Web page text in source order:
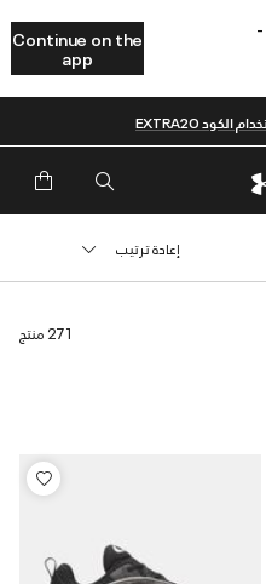
Continue on the
app
271 منتج
إعادة ترتيب